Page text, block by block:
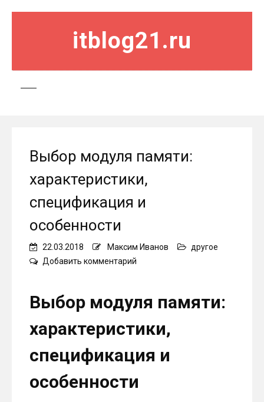
itblog21.ru
Выбор модуля памяти:
характеристики,
спецификация и
особенности
22.03.2018 Максим Иванов
другое
Добавить комментарий
характеристики,
и
Выбор модуля памяти:
характеристики,
спецификация и
особенности